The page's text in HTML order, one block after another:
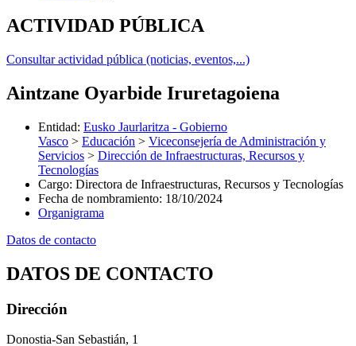
ACTIVIDAD PÚBLICA
Consultar actividad pública (noticias, eventos,...)
Aintzane Oyarbide Iruretagoiena
Entidad: Eusko Jaurlaritza - Gobierno
Vasco > Educación > Viceconsejería de Administración y
Servicios > Dirección de Infraestructuras, Recursos y
Tecnologías
Cargo: Directora de Infraestructuras, Recursos y Tecnologías
Fecha de nombramiento: 18/10/2024
Organigrama
Datos de contacto
DATOS DE CONTACTO
Dirección
Donostia-San Sebastián, 1